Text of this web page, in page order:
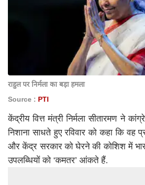
राहुल पर निर्मला का बड़ा हमला
Source : PTI
केंद्रीय वित्त मंत्री निर्मला सीतारमण ने
निशाना साधते हुए रविवार को कहा कि वह
और केंद्र सरकार को घेरने की कोशिश में
उपलब्धियों को ‘कमतर’ आंकते हैं.